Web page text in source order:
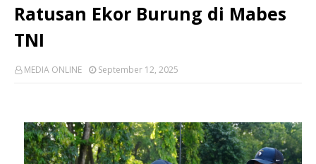
Ratusan Ekor Burung di Mabes
TNI
MEDIA ONLINE September 12, 2025